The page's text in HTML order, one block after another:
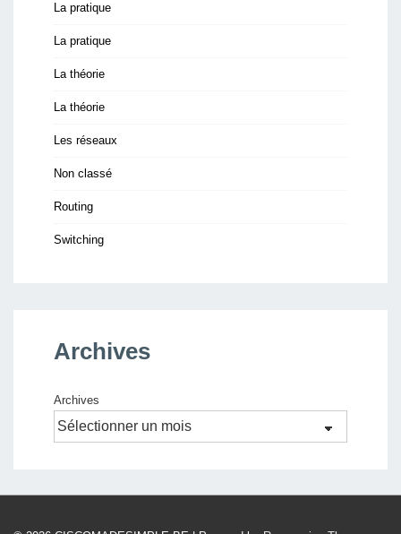
La pratique
La pratique
La théorie
La théorie
Les réseaux
Non classé
Routing
Switching
Archives
Archives